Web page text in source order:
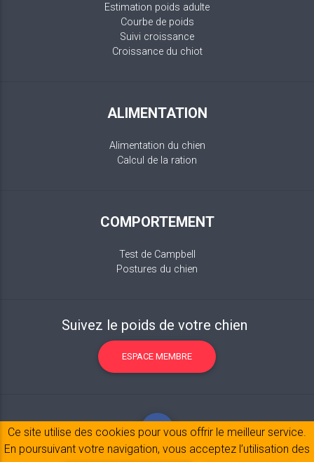
Estimation poids adulte
Courbe de poids
Suivi croissance
Croissance du chiot
ALIMENTATION
Alimentation du chien
Calcul de la ration
COMPORTEMENT
Test de Campbell
Postures du chien
Suivez le poids de votre chien
ESPACE MEMBRE
Ce site utilise des cookies pour vous offrir le meilleur service.
En poursuivant votre navigation, vous acceptez l’utilisation des